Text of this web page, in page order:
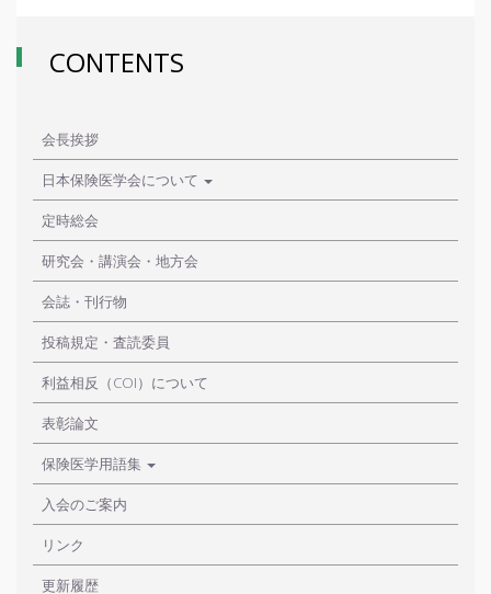
CONTENTS
会長挨拶
日本保険医学会について
定時総会
研究会・講演会・地方会
会誌・刊行物
投稿規定・査読委員
利益相反（COI）について
表彰論文
保険医学用語集
入会のご案内
リンク
更新履歴